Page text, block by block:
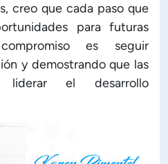
creo que cada paso que
para futuras
es seguir
y demostrando que las
liderar el desarrollo